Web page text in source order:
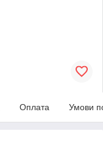
Оплата Умови